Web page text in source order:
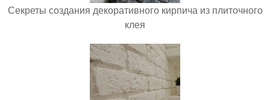
Секреты создания декоративного кирпича из плиточного
клея